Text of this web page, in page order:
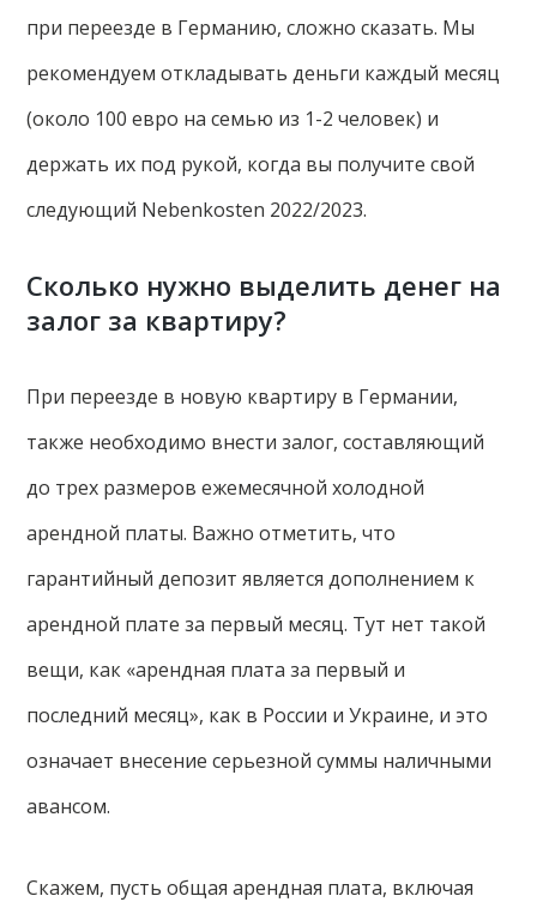
при переезде в Германию, сложно сказать. Мы
рекомендуем откладывать деньги каждый месяц
(около 100 евро на семью из 1-2 человек) и
держать их под рукой, когда вы получите свой
следующий Nebenkosten 2022/2023.
Сколько нужно выделить денег на
залог за квартиру?
При переезде в новую квартиру в Германии,
также необходимо внести залог, составляющий
до трех размеров ежемесячной холодной
арендной платы. Важно отметить, что
гарантийный депозит является дополнением к
арендной плате за первый месяц. Тут нет такой
вещи, как «арендная плата за первый и
последний месяц», как в России и Украине, и это
означает внесение серьезной суммы наличными
авансом.
Скажем, пусть общая арендная плата, включая